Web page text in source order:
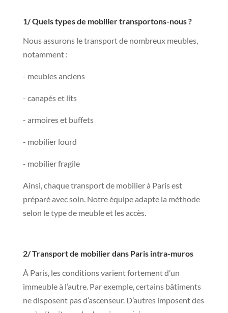
1/ Quels types de mobilier transportons-nous ?
Nous assurons le transport de nombreux meubles,
notamment :
- meubles anciens
- canapés et lits
- armoires et buffets
- mobilier lourd
- mobilier fragile
Ainsi, chaque transport de mobilier à Paris est
préparé avec soin. Notre équipe adapte la méthode
selon le type de meuble et les accès.
2/ Transport de mobilier dans Paris intra-muros
À Paris, les conditions varient fortement d’un
immeuble à l’autre. Par exemple, certains bâtiments
ne disposent pas d’ascenseur. D’autres imposent des